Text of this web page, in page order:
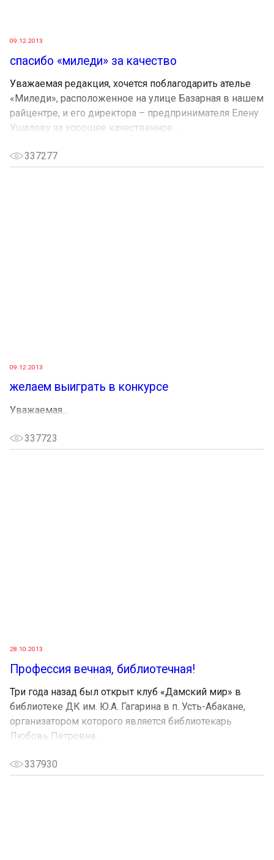
09.12.2013
спасибо «миледи» за качество
Уважаемая редакция, хочется поблагодарить ателье
«Миледи», расположенное на улице Базарная в нашем
райцентре, и его директора – предпринимателя Елену
Ушалову за хорошее качественное...
337277
09.12.2013
желаем выиграть в конкурсе
Уважаемая...
337723
28.10.2013
Профессия вечная, библиотечная!
Три года назад был открыт клуб «Дамский мир» в
библиотеке ДК им. Ю.А. Гагарина в п. Усть-Абакане,
организатором которого является библиотекарь
Любовь Петровна...
337930